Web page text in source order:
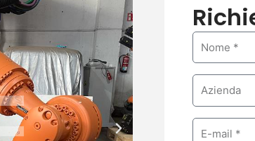
S
a
m
o
m